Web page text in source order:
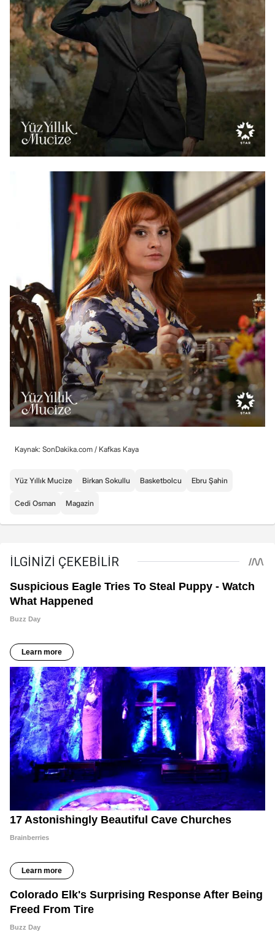
Kaynak: SonDakika.com / Kafkas Kaya
Yüz Yıllık Mucize Birkan Sokullu Basketbolcu Ebru Şahin
Cedi Osman Magazin